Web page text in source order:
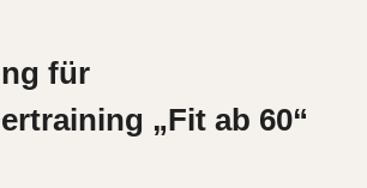
für
„Fit ab 60“